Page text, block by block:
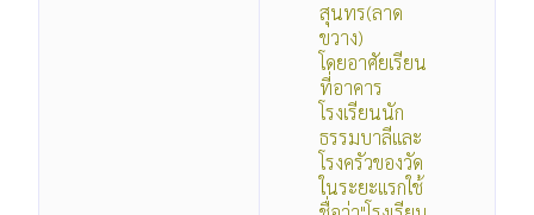
สุนทร(ลาด
ขวาง)
โดยอาศัยเรียน
ที่อาคาร
โรงเรียนนัก
ธรรมบาลีและ
โรงครัวของวัด
ในระยะแรกใช้